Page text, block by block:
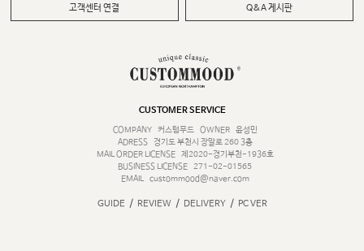
고객센터 연결 Q&A 게시판
CUSTOMER SERVICE
COMPANY
커스텀무드 OWNER
윤성민
ADRESS
경기도 부천시 장말로 260 3층
MAIL ORDER LICENSE
제2020-경기부천-1936호
BUSINESS LICENSE 271-02-01565
EMAIL
custommood@naver.com
GUIDE / REVIEW / DELIVERY / PC VER